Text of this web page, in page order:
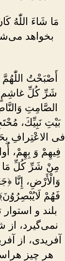
مَا شَاءَ اللّٰهُ
بخواهد
أَصْبَحْتُ اللّٰهُمَّ
شَرِّ كُلِّ غاشِمٍ
الصَّامِتِ
بَيْتِ نَبِيِّكَ،
فى الاعْتِرافِ
فِيهِمْ وَ بِهِمْ،
مِنْ شَرِّ كُلِّ مَا
وَالْأَرْضِ، إِنَّا
فَهُمْ
بلند و
نمی‌گیرد، از
آفریدی، از
هر چیز